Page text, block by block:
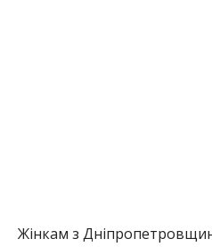
МІТКИ: ДЕТИ,ЖИЗНЬ, ПОЛИЦИЯ